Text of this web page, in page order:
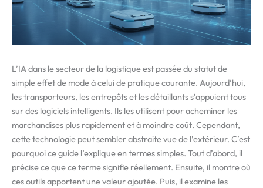
L’IA dans le secteur de la logistique est passée du statut de
simple effet de mode à celui de pratique courante. Aujourd’hui,
les transporteurs, les entrepôts et les détaillants s’appuient tous
sur des logiciels intelligents. Ils les utilisent pour acheminer les
marchandises plus rapidement et à moindre coût. Cependant,
cette technologie peut sembler abstraite vue de l’extérieur. C’est
pourquoi ce guide l’explique en termes simples. Tout d’abord, il
précise ce que ce terme signifie réellement. Ensuite, il montre où
ces outils apportent une valeur ajoutée. Puis, il examine les